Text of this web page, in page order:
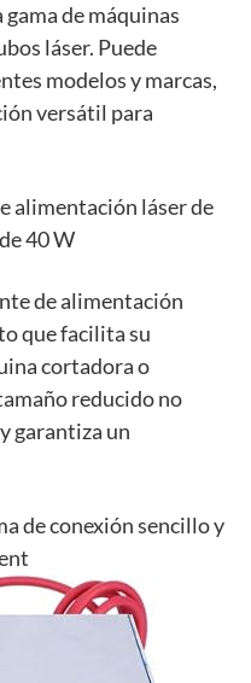
de máquinas
láser. Puede
modelos y marcas,
versátil para
alimentación láser de
40 W
de alimentación
que facilita su
cortadora o
reducido no
garantiza un
de conexión sencillo y